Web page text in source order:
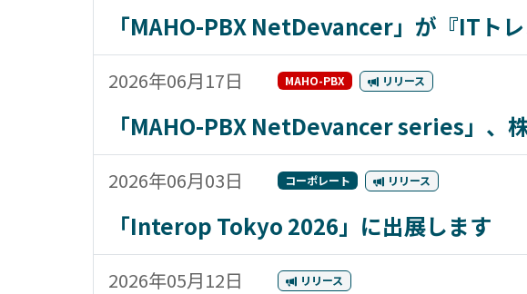
「MAHO-PBX NetDevancer」が『ITト
2026年06月17日 MAHO-PBX リリース
「MAHO-PBX NetDevancer series」、
2026年06月03日 コーポレート リリース
「Interop Tokyo 2026」に出展します
2026年05月12日 リリース